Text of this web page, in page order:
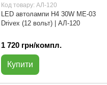
Код товару: АЛ-120
LED автолампи H4 30W ME-03
Drivex (12 вольт) | АЛ-120
1 720 грн/компл.
Купити